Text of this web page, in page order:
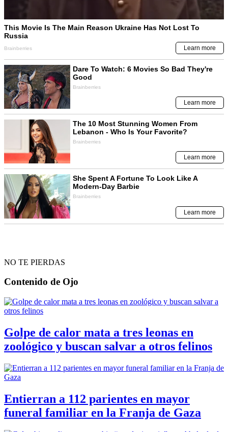
NO TE PIERDAS
Contenido de Ojo
Golpe de calor mata a tres leonas en
zoológico y buscan salvar a otros felinos
Entierran a 112 parientes en mayor
funeral familiar en la Franja de Gaza